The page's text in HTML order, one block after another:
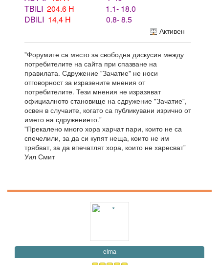
TBILI 204.6 H
1.1- 18.0
DBILI 14,4 H 0.8- 8.5
Активен
"Форумите са място за свободна дискусия между
потребителите на сайта при спазване на
правилата. Сдружение "Зачатие" не носи
отговорност за изразените мнения от
потребителите. Тези мнения не изразяват
официалното становище на сдружение "Зачатие",
освен в случаите, когато са публикувани изрично от
името на сдружението."
"Прекалено много хора харчат пари, които не са
спечелили, за да си купят неща, които не им
трябват, за да впечатлят хора, които не харесват"
Уил Смит
elma